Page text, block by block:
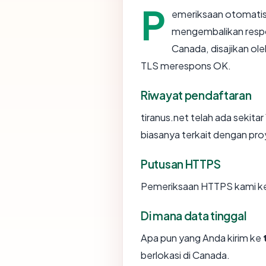
P
emeriksaan
mengembalikan
Canada, disajikan
TLS merespons OK.
Riwayat pendaftaran
tiranus.net telah ada
biasanya terkait dengan
Putusan HTTPS
Pemeriksaan HTTPS kami
Di mana data tinggal
Apa pun yang Anda kirim ke
berlokasi di Canada.